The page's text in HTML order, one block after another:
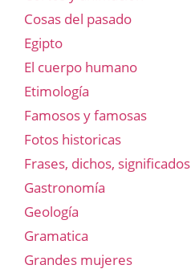
Cosas del pasado
Egipto
El cuerpo humano
Etimología
Famosos y famosas
Fotos historicas
Frases, dichos, significados
Gastronomía
Geología
Gramatica
Grandes mujeres